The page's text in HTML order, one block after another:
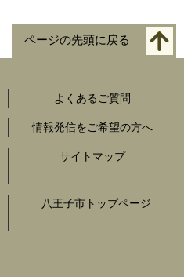
ページの先頭に戻る
よくあるご質問
情報発信をご希望の方へ
サイトマップ
八王子市トップページ